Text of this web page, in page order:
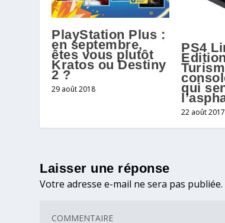
PlayStation Plus :
en septembre,
êtes vous plutôt
Kratos ou Destiny
2 ?
29 août 2018
PS4
qui
22 août 2017
Laisser une réponse
Votre adresse e-mail ne sera pas publiée.